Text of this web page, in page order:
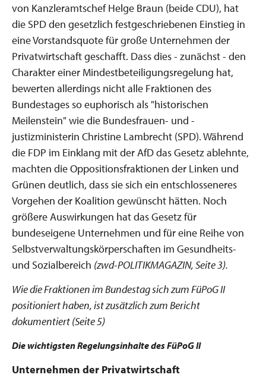
von Kanzleramtschef Helge Braun (beide CDU), hat
die SPD den gesetzlich festgeschriebenen Einstieg in
eine Vorstandsquote für große Unternehmen der
Privatwirtschaft geschafft. Dass dies - zunächst - den
Charakter einer Mindestbeteiligungsregelung hat,
bewerten allerdings nicht alle Fraktionen des
Bundestages so euphorisch als "historischen
Meilenstein" wie die Bundesfrauen- und -
justizministerin Christine Lambrecht (SPD). Während
die FDP im Einklang mit der AfD das Gesetz ablehnte,
machten die Oppositionsfraktionen der Linken und
Grünen deutlich, dass sie sich ein entschlosseneres
Vorgehen der Koalition gewünscht hätten. Noch
größere Auswirkungen hat das Gesetz für
bundeseigene Unternehmen und für eine Reihe von
Selbstverwaltungskörperschaften im Gesundheits-
und Sozialbereich (zwd-POLITIKMAGAZIN, Seite 3).
Wie die Fraktionen im Bundestag sich zum FüPoG II
positioniert haben, ist zusätzlich zum Bericht
dokumentiert (Seite 5)
Die wichtigsten Regelungsinhalte des FüPoG II
Unternehmen der Privatwirtschaft